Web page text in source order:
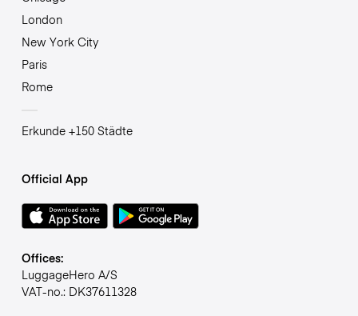
London
New York City
Paris
Rome
Erkunde +150 Städte
Official App
Offices:
LuggageHero A/S
VAT-no.: DK37611328